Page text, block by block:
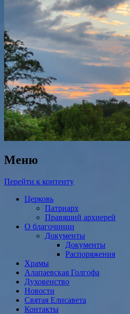
Меню
Перейти к контенту
Церковь
Патриарх
Правящий архиерей
О благочинии
Документы
Документы
Распоряжения
Храмы
Алапаевская Голгофа
Духовенство
Новости
Святая Елисавета
Контакты